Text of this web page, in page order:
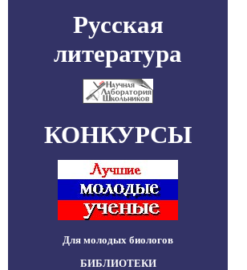
Русская
литература
КОНКУРСЫ
Для молодых биологов
БИБЛИОТЕКИ